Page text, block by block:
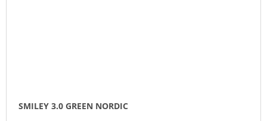
SMILEY 3.0 GREEN NORDIC